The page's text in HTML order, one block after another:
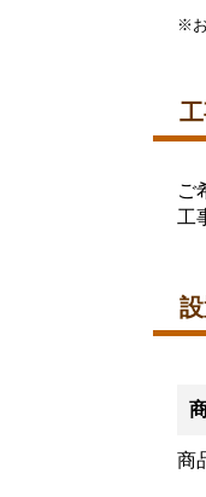
※
ご
工
商